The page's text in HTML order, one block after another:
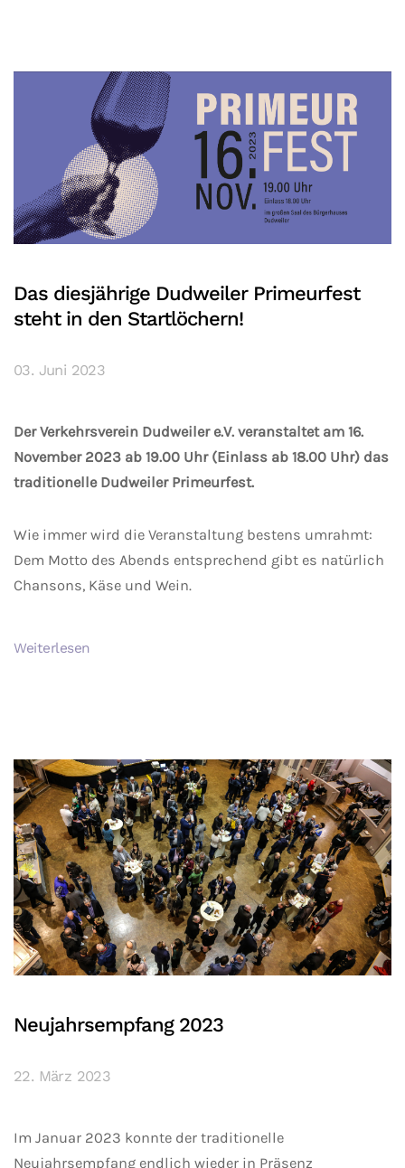
Das diesjährige Dudweiler Primeurfest
steht in den Startlöchern!
03. Juni 2023
Der Verkehrsverein Dudweiler e.V. veranstaltet am 16.
November 2023 ab 19.00 Uhr (Einlass ab 18.00 Uhr) das
traditionelle Dudweiler Primeurfest.
Wie immer wird die Veranstaltung bestens umrahmt:
Dem Motto des Abends entsprechend gibt es natürlich
Chansons, Käse und Wein.
Weiterlesen
Neujahrsempfang 2023
22. März 2023
Im Januar 2023 konnte der traditionelle
Neujahrsempfang endlich wieder in Präsenz